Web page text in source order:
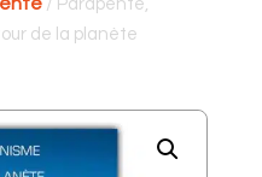
/ Parapente,
de la planète